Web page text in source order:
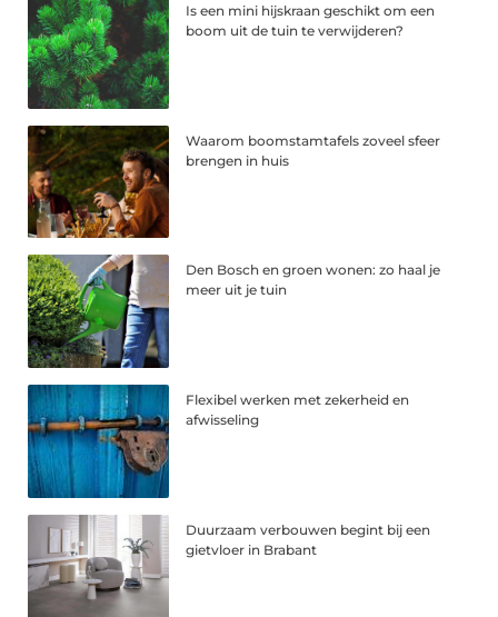
Is een mini hijskraan geschikt om een
boom uit de tuin te verwijderen?
Waarom boomstamtafels zoveel sfeer
brengen in huis
Den Bosch en groen wonen: zo haal je
meer uit je tuin
Flexibel werken met zekerheid en
afwisseling
Duurzaam verbouwen begint bij een
gietvloer in Brabant